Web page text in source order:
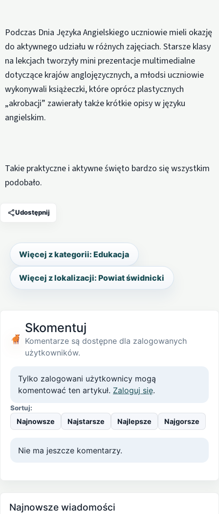
Podczas Dnia Języka Angielskiego uczniowie mieli okazję
do aktywnego udziału w różnych zajęciach. Starsze klasy
na lekcjach tworzyły mini prezentacje multimedialne
dotyczące krajów anglojęzycznych, a młodsi uczniowie
wykonywali książeczki, które oprócz plastycznych
„akrobacji” zawierały także krótkie opisy w języku
angielskim.
Takie praktyczne i aktywne święto bardzo się wszystkim
podobało.
Udostępnij
Więcej z kategorii: Edukacja
Więcej z lokalizacji: Powiat świdnicki
Skomentuj
Komentarze są dostępne dla zalogowanych
użytkowników.
Tylko zalogowani użytkownicy mogą
komentować ten artykuł. Zaloguj się.
Sortuj:
Najnowsze Najstarsze Najlepsze Najgorsze
Nie ma jeszcze komentarzy.
Najnowsze wiadomości